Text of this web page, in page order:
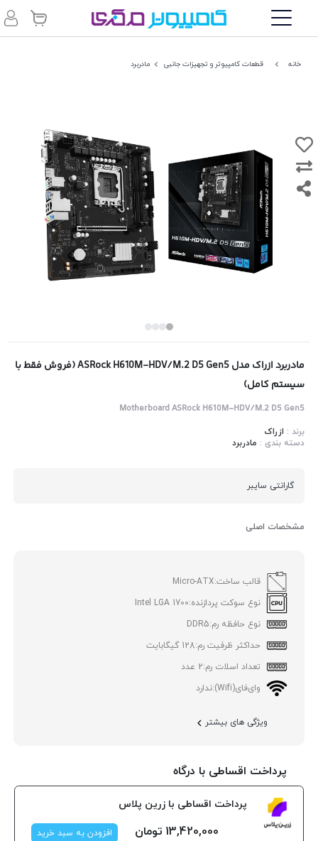
خانه قطعات کامپیوتر و تجهیزات جانبی مادربرد
مادربرد ازراک مدل ASRock H610M-HDV/M.2 D5 Gen5 (فروش فقط با
سیستم کامل)
Motherboard ASRock H610M-HDV/M.2 D5 Gen5
برند : ازراک
دسته بندی : مادربرد
گارانتی سایبر
مشخصات اصلی
قالب ساخت:Micro-ATX
نوع سوکت پردازنده:Intel LGA 1700
نوع حافظه رم:DDR5
حداکثر ظرفیت رم:128 گیگابایت
تعداد اسلات رم:2 عدد
وای‌فای(Wifi):
ندارد
ویژگی های بیشتر
پرداخت اقساطی با درگاه
پرداخت اقساطی با زرین پلاس
13,420,000 تومان افزودن به سبد خرید